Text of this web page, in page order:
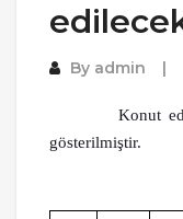
By admin
Konut
gösterilmiştir.